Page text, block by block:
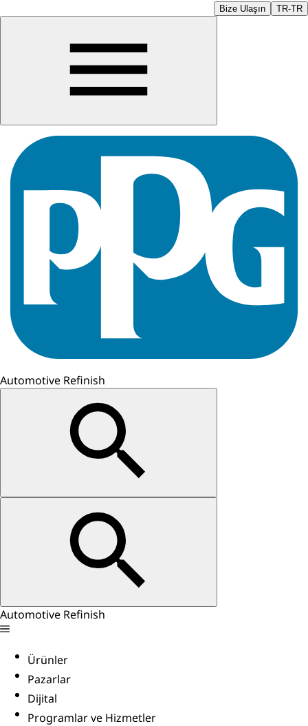
Bize Ulaşın TR-TR
Automotive Refinish
Automotive Refinish
Ürünler
Pazarlar
Dijital
Programlar ve Hizmetler